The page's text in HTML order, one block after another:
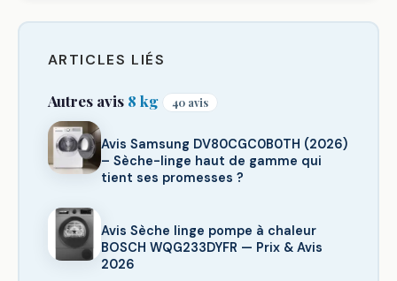
ARTICLES LIÉS
Autres avis 8 kg 40 avis
Avis Samsung DV80CGC0B0TH (2026)
– Sèche-linge haut de gamme qui
tient ses promesses ?
Avis Sèche linge pompe à chaleur
BOSCH WQG233DYFR — Prix & Avis
2026